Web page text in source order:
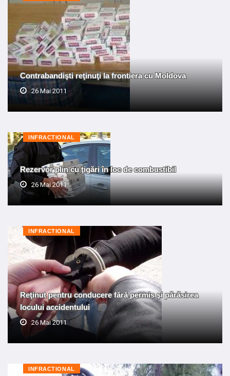
Contrabandişti reţinuţi la frontiera cu Moldova
26 Mai 2011
INFRACTIONAL
Rezervor plin cu ţigări în loc de combustibil
26 Mai 2011
INFRACTIONAL
Reţinut pentru conducere fără permis şi părăsirea
locului accidentului
26 Mai 2011
INFRACTIONAL